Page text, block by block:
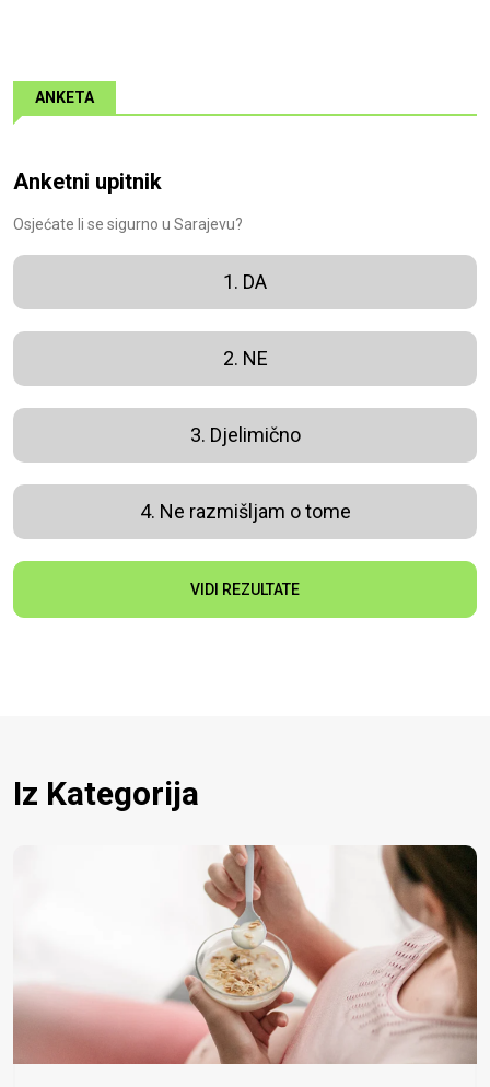
ANKETA
Anketni upitnik
Osjećate li se sigurno u Sarajevu?
1. DA
2. NE
3. Djelimično
4. Ne razmišljam o tome
VIDI REZULTATE
Iz Kategorija